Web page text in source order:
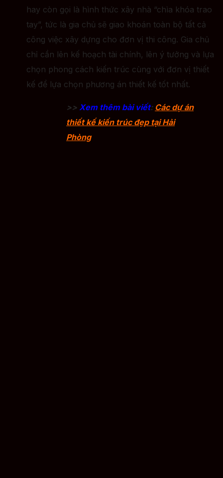
hay còn gọi là hình thức xây nhà “chìa khóa trao
tay”, tức là gia chủ sẽ giao khoán toàn bộ tất cả
công việc xây dựng cho đơn vị thi công. Gia chủ
chỉ cần lên kế hoạch tài chính, lên ý tưởng và lựa
chọn phong cách kiến trúc cùng với đơn vị thiết
kế để lựa chọn phương án thiết kế tốt nhất.
>> Xem thêm bài viết: Các dự án
thiết kế kiến trúc đẹp tại Hải
Phòng